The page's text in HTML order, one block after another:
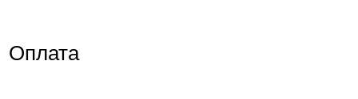
Оплата